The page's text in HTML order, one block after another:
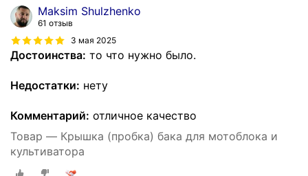
Maksim Shulzhenko
61 отзыв
3 мая 2025
Достоинства: то что нужно было.
Недостатки: нету
Комментарий: отличное качество
Товар — Крышка (пробка) бака для мотоблока и
культиватора